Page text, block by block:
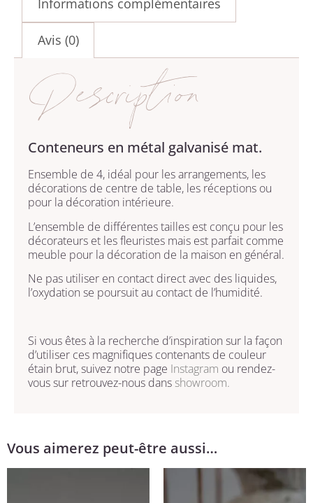
Informations complémentaires
Avis (0)
Description
Conteneurs en métal galvanisé mat.
Ensemble de 4, idéal pour les arrangements, les
décorations de centre de table, les réceptions ou
pour la décoration intérieure.
L’ensemble de différentes tailles est conçu pour les
décorateurs et les fleuristes mais est parfait comme
meuble pour la décoration de la maison en général.
Ne pas utiliser en contact direct avec des liquides,
l’oxydation se poursuit au contact de l’humidité.
Si vous êtes à la recherche d’inspiration sur la façon
d’utiliser ces magnifiques contenants de couleur
étain brut, suivez notre page Instagram ou rendez-
vous sur retrouvez-nous dans showroom.
Vous aimerez peut-être aussi…